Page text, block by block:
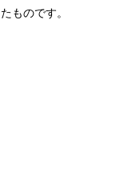
ものです。